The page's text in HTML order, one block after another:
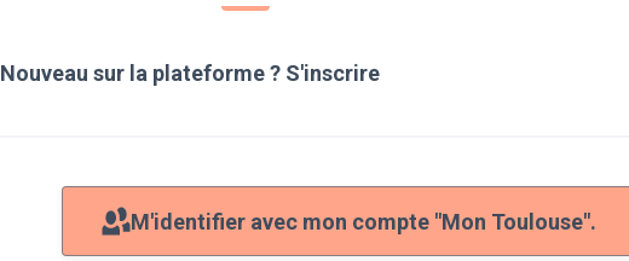
Nouveau sur la plateforme ? S'inscrire
M'identifier avec mon compte "Mon Toulouse".